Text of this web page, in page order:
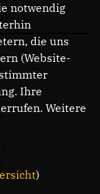
notwendig
die uns
(Website-
Ihre
Weitere
)